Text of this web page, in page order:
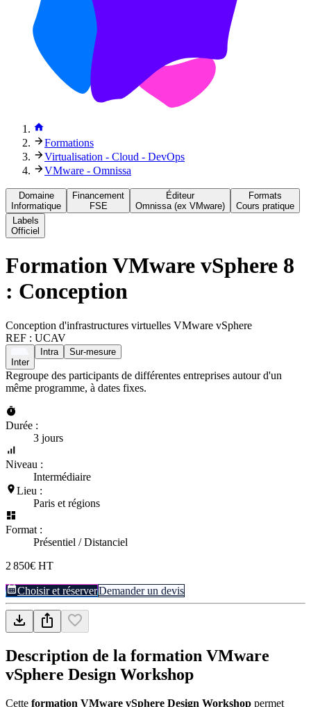
Formations
Virtualisation - Cloud - DevOps
VMware - Omnissa
Domaine
Informatique
Financement
FSE
Éditeur
Omnissa (ex VMware)
Formats
Cours pratique
Labels
Officiel
Formation VMware vSphere 8
: Conception
Conception d'infrastructures virtuelles VMware vSphere
REF : UCAV
Inter
Intra Sur-mesure
Regroupe des participants de différentes entreprises autour d'un
même programme, à dates fixes.
Durée :
3 jours
Niveau :
Intermédiaire
Lieu :
Paris et régions
Format :
Présentiel / Distanciel
2 850€ HT
Choisir et réserverDemander un devis
Description de la formation VMware
vSphere Design Workshop
Cette formation VMware vSphere Design Workshop permet